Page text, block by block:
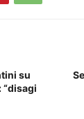
su
“disagi